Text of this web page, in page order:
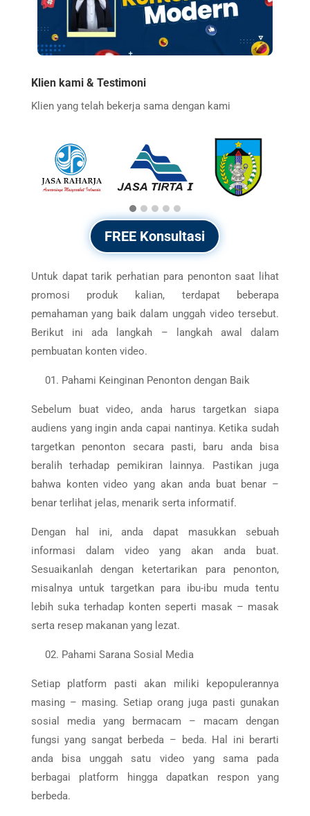
Klien kami & Testimoni
Klien yang telah bekerja sama dengan kami
FREE Konsultasi
Untuk dapat tarik perhatian para penonton saat lihat
promosi produk kalian, terdapat beberapa
pemahaman yang baik dalam unggah video tersebut.
Berikut ini ada langkah – langkah awal dalam
pembuatan konten video.
Pahami Keinginan Penonton dengan Baik
Sebelum buat video, anda harus targetkan siapa
audiens yang ingin anda capai nantinya. Ketika sudah
targetkan penonton secara pasti, baru anda bisa
beralih terhadap pemikiran lainnya. Pastikan juga
bahwa konten video yang akan anda buat benar –
benar terlihat jelas, menarik serta informatif.
Dengan hal ini, anda dapat masukkan sebuah
informasi dalam video yang akan anda buat.
Sesuaikanlah dengan ketertarikan para penonton,
misalnya untuk targetkan para ibu-ibu muda tentu
lebih suka terhadap konten seperti masak – masak
serta resep makanan yang lezat.
Pahami Sarana Sosial Media
Setiap platform pasti akan miliki kepopulerannya
masing – masing. Setiap orang juga pasti gunakan
sosial media yang bermacam – macam dengan
fungsi yang sangat berbeda – beda. Hal ini berarti
anda bisa unggah satu video yang sama pada
berbagai platform hingga dapatkan respon yang
berbeda.